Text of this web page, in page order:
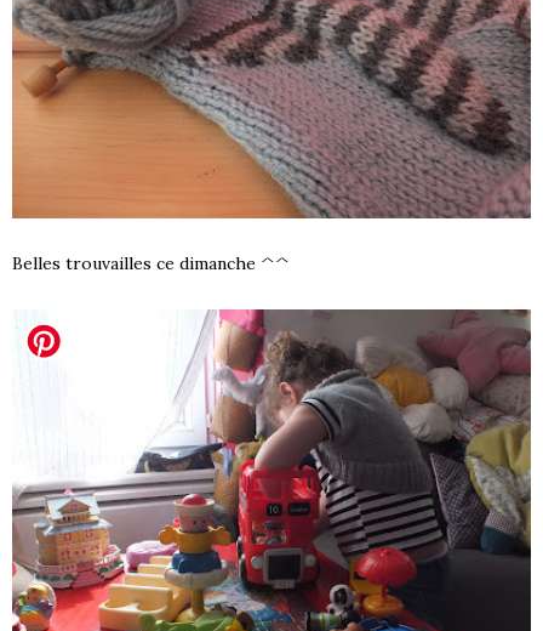
Belles trouvailles ce dimanche ^^